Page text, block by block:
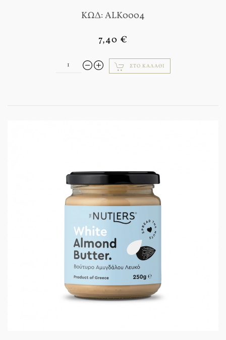
ΚΩΔ: ALK0004
7,40 €
ΣΤΟ ΚΑΛΆΘΙ